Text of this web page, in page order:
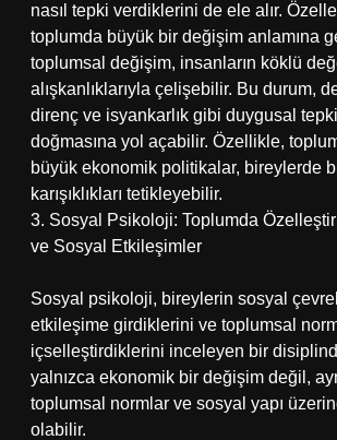
nasıl tepki verdiklerini de ele alır.
toplumda büyük bir değişim anlamına
toplumsal değişim, insanların köklü
alışkanlıklarıyla çelişebilir. Bu durum,
direnç ve isyankarlık gibi duygusal
doğmasına yol açabilir. Özellikle,
büyük ekonomik politikalar, bireylerde
karışıklıkları tetikleyebilir.
3. Sosyal Psikoloji: Toplumda
ve Sosyal Etkileşimler
Sosyal psikoloji, bireylerin sosyal
etkileşime girdiklerini ve toplumsal
içselleştirdiklerini inceleyen bir
yalnızca ekonomik bir değişim değil,
toplumsal normlar ve sosyal yapı
olabilir.